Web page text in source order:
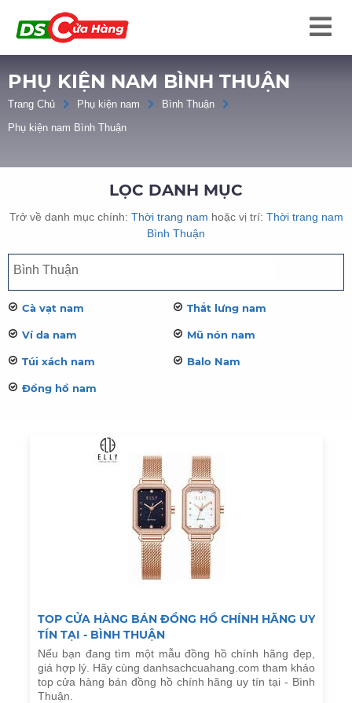
PHỤ KIỆN NAM BÌNH THUẬN
Trang Chủ Phụ kiện nam
Bình Thuận
Phụ kiện nam Bình Thuận
LỌC DANH MỤC
Trở về danh mục chính: Thời trang nam hoặc vị trí: Thời trang nam
Bình Thuận
Cà vạt nam Thắt lưng nam
Ví da nam Mũ nón nam
Túi xách nam Balo Nam
Đồng hồ nam
TOP CỬA HÀNG BÁN ĐỒNG HỒ CHÍNH HÃNG UY
TÍN TẠI - BÌNH THUẬN
Nếu bạn đang tìm một mẫu đồng hồ chính hãng đẹp,
giá hợp lý. Hãy cùng danhsachcuahang.com tham khảo
top cửa hàng bán đồng hồ chính hãng uy tín tại - Bình
Thuận.